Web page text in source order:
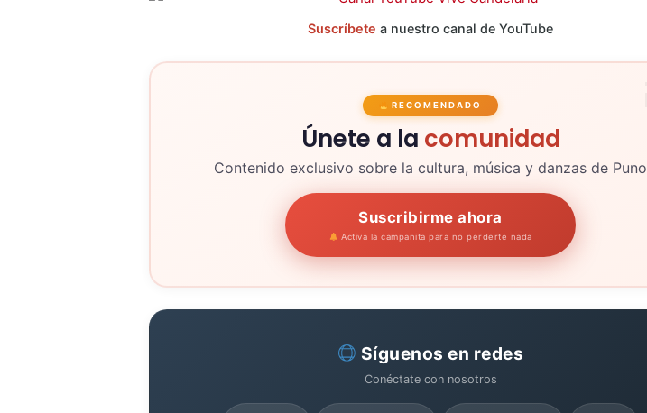
Suscríbete a nuestro canal de YouTube
RECOMENDADO
Únete a la comunidad
Contenido exclusivo sobre la cultura, música y danzas de Puno
Suscribirme ahora
Activa la campanita para no perderte nada
Síguenos en redes
Conéctate con nosotros